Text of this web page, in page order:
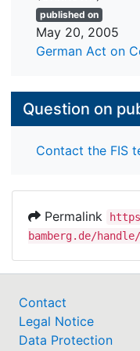
nicht nur neue
architektonischen
wesentliche
basic research
published on
May 20, 2005
German Act on
Question on
Contact the FIS
Permalink
bamberg.de/
Contact
Legal Notice
Data Protection